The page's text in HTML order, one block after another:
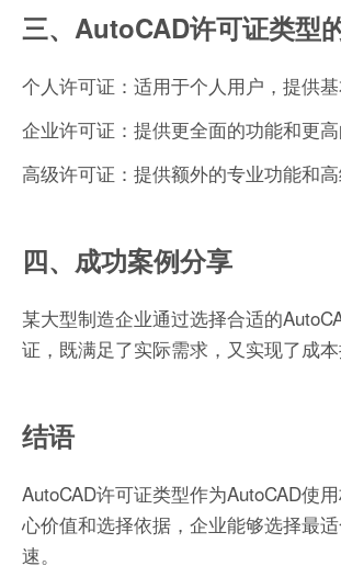
三、AutoCAD许可证类型
个人许可证：适用于个人用户，提供
企业许可证：提供更全面的功能和更
高级许可证：提供额外的专业功能和
四、成功案例分享
某大型制造企业通过选择合适的
证，既满足了实际需求，又实现了成
结语
AutoCAD许可证类型作为AutoCAD使
心价值和选择依据，企业能够选择最
速。